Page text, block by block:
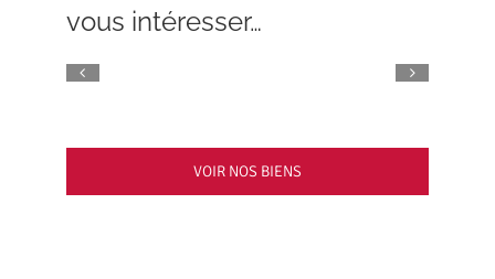
vous intéresser…
VOIR NOS BIENS